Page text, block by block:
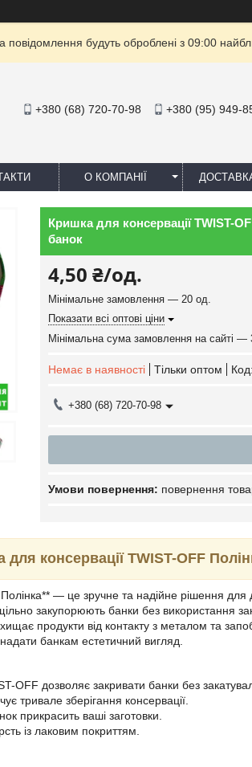
будуть оброблені з 09:00
+380 (68) 720-70-98 +380 (95) 949-
О КОМПАНІЇ
Кришка для консервації TWIST-
банок
4,50 ₴/од.
Мінімальне замовлення — 20 од.
Показати всі оптові ціни
Мінімальна сума замовлення на сайті —
Немає в наявності Тільки оптом
+380 (68) 720-70-98
повернення
для консервації TWIST-OFF
— це зручне та надійне рішення для
закупорюють банки без використання
продукти від контакту з металом та
банкам естетичний вигляд.
OFF дозволяє закривати банки без
тривале зберігання консервації.
прикрасить ваші заготовки.
із лаковим покриттям.